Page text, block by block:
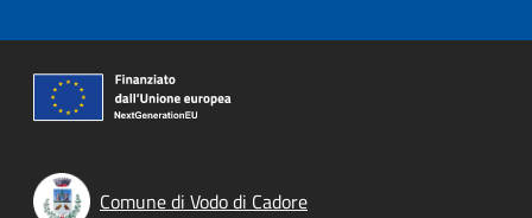
Comune di Vodo di Cadore